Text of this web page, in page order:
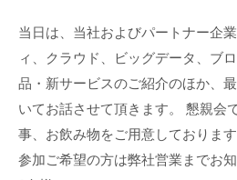
当日は、当社およびパートナー企
ィ、クラウド、ビッグデータ、ブ
品・新サービスのご紹介のほか、
いてお話させて頂きます。 懇親会
事、お飲み物をご用意しております
参加ご希望の方は弊社営業までお